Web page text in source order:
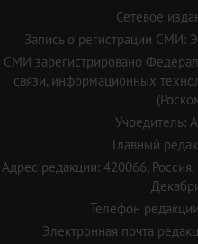
Сетевое
Запись о регистрации СМИ:
СМИ зарегистрировано
связи, информационных
Учредитель:
Главный
Адрес редакции: 420066, Россия,
Телефон
Электронная почта